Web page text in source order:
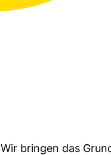
Wir bringen das